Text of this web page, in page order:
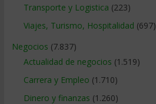
Transporte y Logistica (223)
Viajes, Turismo, Hospitalidad (697)
Negocios (7.837)
Actualidad de negocios (1.519)
Carrera y Empleo (1.710)
Dinero y finanzas (1.260)